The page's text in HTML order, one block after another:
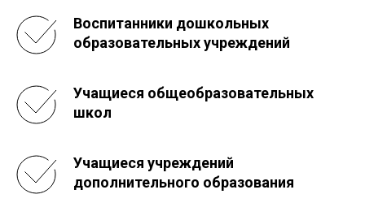
Воспитанники дошкольных
образовательных учреждений
Учащиеся общеобразовательных
школ
Учащиеся учреждений
дополнительного образования